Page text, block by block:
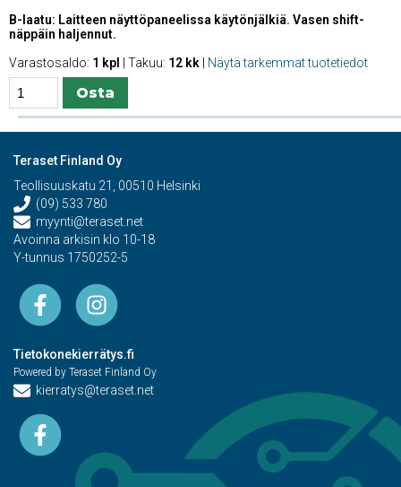
B-laatu: Laitteen näyttöpaneelissa käytönjälkiä. Vasen shift-
näppäin haljennut.
Varastosaldo: 1 kpl | Takuu: 12 kk Näytä tarkemmat tuotetiedot
Teraset Finland Oy
Teollisuuskatu 21, 00510 Helsinki
(09) 533 780
myynti@teraset.net
Avoinna arkisin klo 10-18
Y-tunnus 1750252-5
Tietokonekierrätys.fi
Powered by Teraset Finland Oy
kierratys@teraset.net